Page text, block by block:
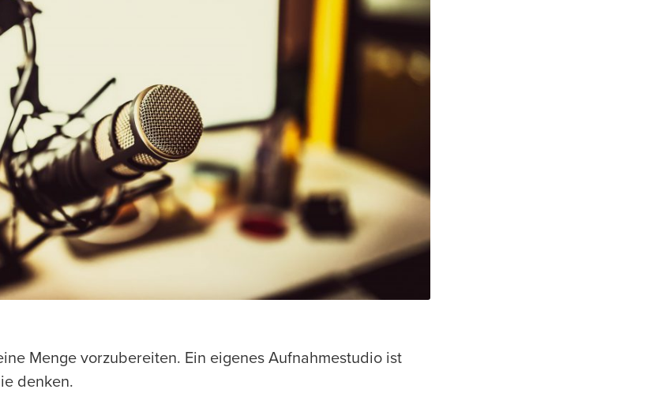
Menge vorzubereiten. Ein eigenes Aufnahmestudio ist
denken.